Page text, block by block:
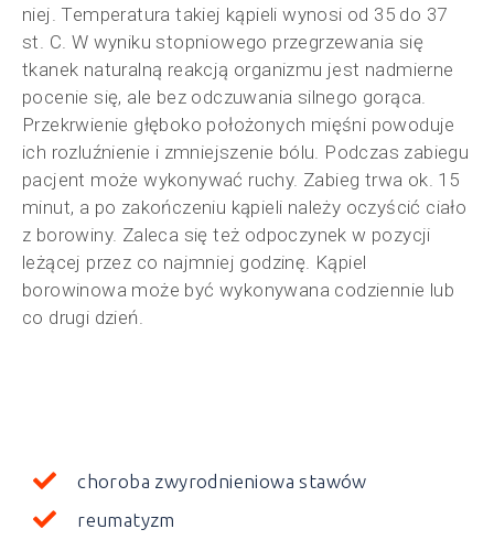
niej. Temperatura takiej kąpieli wynosi od 35 do 37
st. C. W wyniku stopniowego przegrzewania się
tkanek naturalną reakcją organizmu jest nadmierne
pocenie się, ale bez odczuwania silnego gorąca.
Przekrwienie głęboko położonych mięśni powoduje
ich rozluźnienie i zmniejszenie bólu. Podczas zabiegu
pacjent może wykonywać ruchy. Zabieg trwa ok. 15
minut, a po zakończeniu kąpieli należy oczyścić ciało
z borowiny. Zaleca się też odpoczynek w pozycji
leżącej przez co najmniej godzinę. Kąpiel
borowinowa może być wykonywana codziennie lub
co drugi dzień.
choroba zwyrodnieniowa stawów
reumatyzm